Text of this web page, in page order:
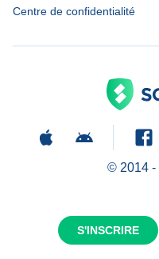
S'INSCRIRE
Centre de confidentialité
© 2014 -